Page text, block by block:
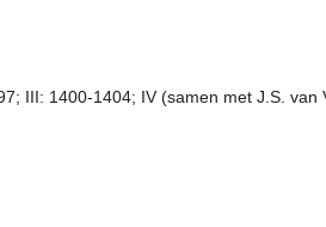
III: 1400-1404; IV (samen met J.S. van